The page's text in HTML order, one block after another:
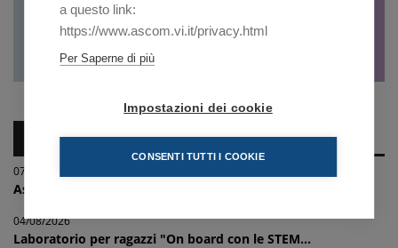
NEWS IMPRESE
07/08/2026
Associazione provinciale commercianti prodott...
04/08/2026
Laboratorio per ragazzi "On board con le STEM...
a questo link:
https://www.ascom.vi.it/privacy.html
Per Saperne di più
Impostazioni dei cookie
CONSENTI TUTTI I COOKIE